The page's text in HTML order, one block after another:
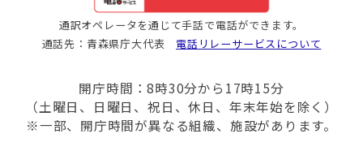
通訳オペレータを通じて手話で電話ができます。
通話先：青森県庁大代表 電話リレーサービスについて
開庁時間：8時30分から17時15分
（土曜日、日曜日、祝日、休日、年末年始を除く）
※一部、開庁時間が異なる組織、施設があります。